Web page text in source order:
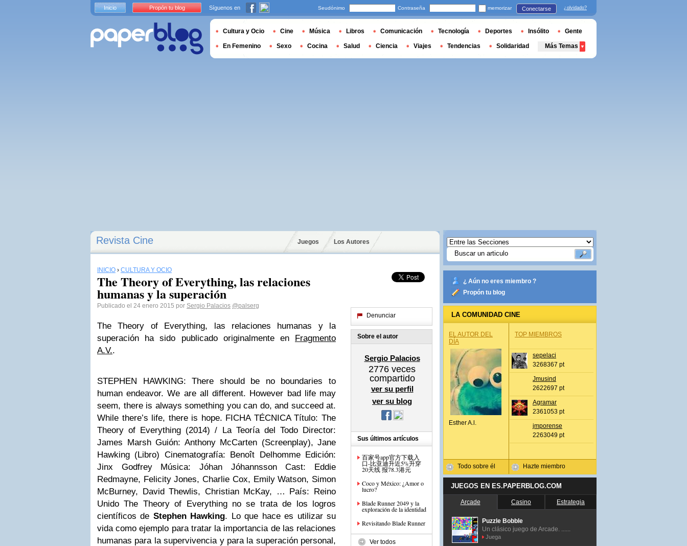
Revista Cine Juegos Los Autores
INICIO › CULTURA Y OCIO
The Theory of Everything, las relaciones
humanas y la superación
Publicado el 24 enero 2015 por Sergio Palacios @palserg
The Theory of Everything, las relaciones humanas y la
superación ha sido publicado originalmente en Fragmento
A.V..
STEPHEN HAWKING: There should be no boundaries to
human endeavor. We are all different. However bad life may
seem, there is always something you can do, and succeed at.
While there’s life, there is hope. FICHA TÉCNICA Título: The
Theory of Everything (2014) / La Teoría del Todo Director:
James Marsh Guión: Anthony McCarten (Screenplay), Jane
Hawking (Libro) Cinematografía: Benoît Delhomme Edición:
Jinx Godfrey Música: Jóhan Jóhannsson Cast: Eddie
Redmayne, Felicity Jones, Charlie Cox, Emily Watson, Simon
McBurney, David Thewlis, Christian McKay, … País: Reino
Unido The Theory of Everything no se trata de los logros
científicos de Stephen Hawking. Lo que hace es utilizar su
vida como ejemplo para tratar la importancia de las relaciones
humanas para la supervivencia y para la superación personal,
Denunciar
Sobre el autor
Sergio Palacios
2776 veces
compartido
ver su perfil
ver su blog
Sus últimos artículos
百家号app官方下载入
口-比亚迪升近5%升穿
20天线 报78.3港元
Coco y México: ¿Amor o
lucro?
Blade Runner 2049 y la
exploración de la identidad
Revisitando Blade Runner
Ver todos
¿ Aún no eres miembro ?
Propón tu blog
LA COMUNIDAD CINE
EL AUTOR DEL
DÍA
Esther A.l.
Todo sobre él
TOP MIEMBROS
sepelaci
3268367 pt
Jmusind
2622697 pt
Agramar
2361053 pt
jmporense
2263049 pt
Hazte miembro
JUEGOS EN ES.PAPERBLOG.COM
Arcade Casino Estrategia
Puzzle Bobble
Un clásico juego de Arcade. ......
Juega
Inicio Propón tu blog Síguenos en Seudónimo Contraseña memorizar Conectarse ¿olvidado?
Cultura y Ocio Cine Música Libros Comunicación Tecnología Deportes Insólito Gente
En Femenino Sexo Cocina Salud Ciencia Viajes Tendencias Solidaridad Más Temas